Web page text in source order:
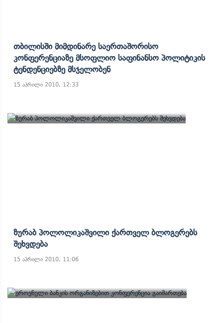
Თბილისში Მიმდინარე Საერთაშორისო
Კონფერენციაზე Მსოფლიო Საფინანსო Პოლიტიკის
Ტენდენციებზე Მსჯელობენ
15 აპრილი 2010, 12:33
Ზურაბ Პოლოლიკაშვილი Ქართველ Ბლოგერებს
Შეხვდება
15 აპრილი 2010, 11:06